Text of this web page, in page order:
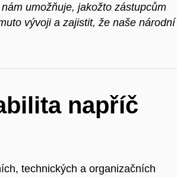
umožňuje, jakožto zástupcům
vývoji a zajistit, že naše národní
napříč
technických a organizačních